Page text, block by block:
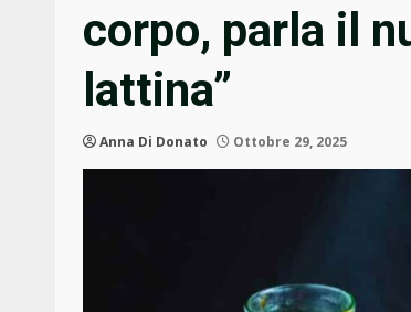
corpo, parla il
lattina”
Anna Di Donato Ottobre 29, 2025